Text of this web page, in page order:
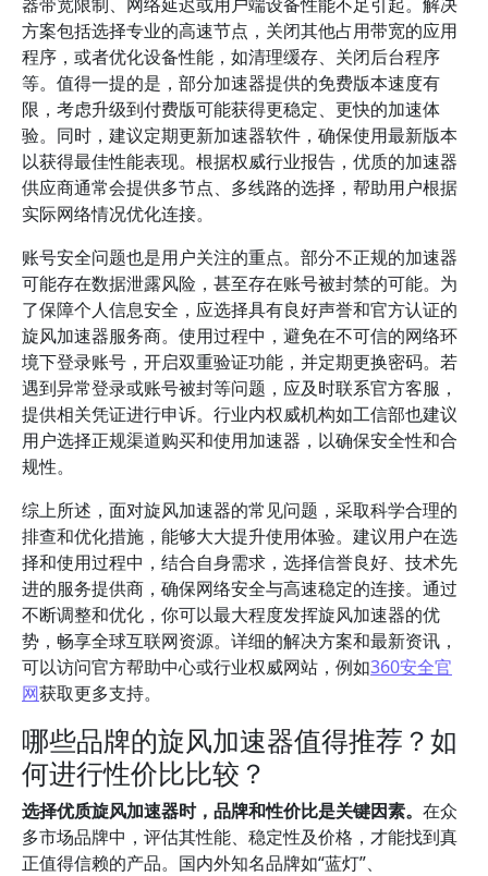
方案包括选择专业的高速节点，关闭其他占用带宽的应用
程序，或者优化设备性能，如清理缓存、关闭后台程序
等。值得一提的是，部分加速器提供的免费版本速度有
限，考虑升级到付费版可能获得更稳定、更快的加速体
验。同时，建议定期更新加速器软件，确保使用最新版本
以获得最佳性能表现。根据权威行业报告，优质的加速器
供应商通常会提供多节点、多线路的选择，帮助用户根据
实际网络情况优化连接。
账号安全问题也是用户关注的重点。部分不正规的加速器
可能存在数据泄露风险，甚至存在账号被封禁的可能。为
了保障个人信息安全，应选择具有良好声誉和官方认证的
旋风加速器服务商。使用过程中，避免在不可信的网络环
境下登录账号，开启双重验证功能，并定期更换密码。若
遇到异常登录或账号被封等问题，应及时联系官方客服，
提供相关凭证进行申诉。行业内权威机构如工信部也建议
用户选择正规渠道购买和使用加速器，以确保安全性和合
规性。
综上所述，面对旋风加速器的常见问题，采取科学合理的
排查和优化措施，能够大大提升使用体验。建议用户在选
择和使用过程中，结合自身需求，选择信誉良好、技术先
进的服务提供商，确保网络安全与高速稳定的连接。通过
不断调整和优化，你可以最大程度发挥旋风加速器的优
势，畅享全球互联网资源。详细的解决方案和最新资讯，
可以访问官方帮助中心或行业权威网站，例如360安全官
网获取更多支持。
哪些品牌的旋风加速器值得推荐？如
何进行性价比比较？
选择优质旋风加速器时，品牌和性价比是关键因素。 在众
多市场品牌中，评估其性能、稳定性及价格，才能找到真
正值得信赖的产品。国内外知名品牌如“蓝灯”、